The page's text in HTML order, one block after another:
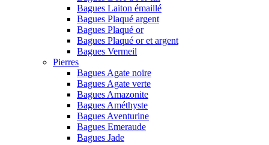
Bagues Laiton émaillé
Bagues Plaqué argent
Bagues Plaqué or
Bagues Plaqué or et argent
Bagues Vermeil
Pierres
Bagues Agate noire
Bagues Agate verte
Bagues Amazonite
Bagues Améthyste
Bagues Aventurine
Bagues Emeraude
Bagues Jade